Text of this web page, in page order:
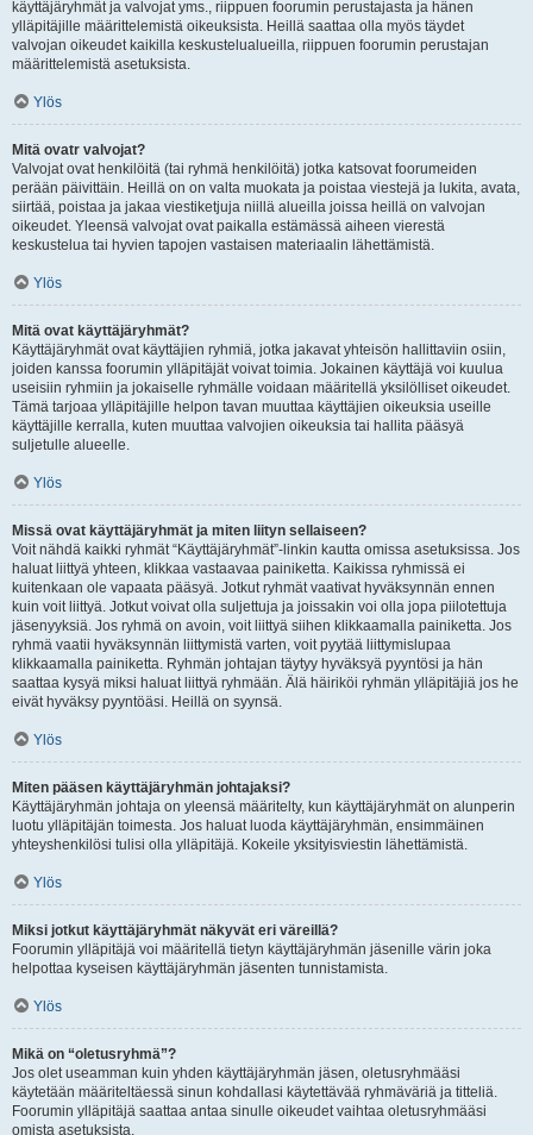
käyttäjäryhmät ja valvojat yms., riippuen foorumin perustajasta ja hänen
ylläpitäjille määrittelemistä oikeuksista. Heillä saattaa olla myös täydet
valvojan oikeudet kaikilla keskustelualueilla, riippuen foorumin perustajan
määrittelemistä asetuksista.
Ylös
Mitä ovatr valvojat?
Valvojat ovat henkilöitä (tai ryhmä henkilöitä) jotka katsovat foorumeiden
perään päivittäin. Heillä on on valta muokata ja poistaa viestejä ja lukita, avata,
siirtää, poistaa ja jakaa viestiketjuja niillä alueilla joissa heillä on valvojan
oikeudet. Yleensä valvojat ovat paikalla estämässä aiheen vierestä
keskustelua tai hyvien tapojen vastaisen materiaalin lähettämistä.
Ylös
Mitä ovat käyttäjäryhmät?
Käyttäjäryhmät ovat käyttäjien ryhmiä, jotka jakavat yhteisön hallittaviin osiin,
joiden kanssa foorumin ylläpitäjät voivat toimia. Jokainen käyttäjä voi kuulua
useisiin ryhmiin ja jokaiselle ryhmälle voidaan määritellä yksilölliset oikeudet.
Tämä tarjoaa ylläpitäjille helpon tavan muuttaa käyttäjien oikeuksia useille
käyttäjille kerralla, kuten muuttaa valvojien oikeuksia tai hallita pääsyä
suljetulle alueelle.
Ylös
Missä ovat käyttäjäryhmät ja miten liityn sellaiseen?
Voit nähdä kaikki ryhmät “Käyttäjäryhmät”-linkin kautta omissa asetuksissa. Jos
haluat liittyä yhteen, klikkaa vastaavaa painiketta. Kaikissa ryhmissä ei
kuitenkaan ole vapaata pääsyä. Jotkut ryhmät vaativat hyväksynnän ennen
kuin voit liittyä. Jotkut voivat olla suljettuja ja joissakin voi olla jopa piilotettuja
jäsenyyksiä. Jos ryhmä on avoin, voit liittyä siihen klikkaamalla painiketta. Jos
ryhmä vaatii hyväksynnän liittymistä varten, voit pyytää liittymislupaa
klikkaamalla painiketta. Ryhmän johtajan täytyy hyväksyä pyyntösi ja hän
saattaa kysyä miksi haluat liittyä ryhmään. Älä häiriköi ryhmän ylläpitäjiä jos he
eivät hyväksy pyyntöäsi. Heillä on syynsä.
Ylös
Miten pääsen käyttäjäryhmän johtajaksi?
Käyttäjäryhmän johtaja on yleensä määritelty, kun käyttäjäryhmät on alunperin
luotu ylläpitäjän toimesta. Jos haluat luoda käyttäjäryhmän, ensimmäinen
yhteyshenkilösi tulisi olla ylläpitäjä. Kokeile yksityisviestin lähettämistä.
Ylös
Miksi jotkut käyttäjäryhmät näkyvät eri väreillä?
Foorumin ylläpitäjä voi määritellä tietyn käyttäjäryhmän jäsenille värin joka
helpottaa kyseisen käyttäjäryhmän jäsenten tunnistamista.
Ylös
Mikä on “oletusryhmä”?
Jos olet useamman kuin yhden käyttäjäryhmän jäsen, oletusryhmääsi
käytetään määriteltäessä sinun kohdallasi käytettävää ryhmäväriä ja titteliä.
Foorumin ylläpitäjä saattaa antaa sinulle oikeudet vaihtaa oletusryhmääsi
omista asetuksista.